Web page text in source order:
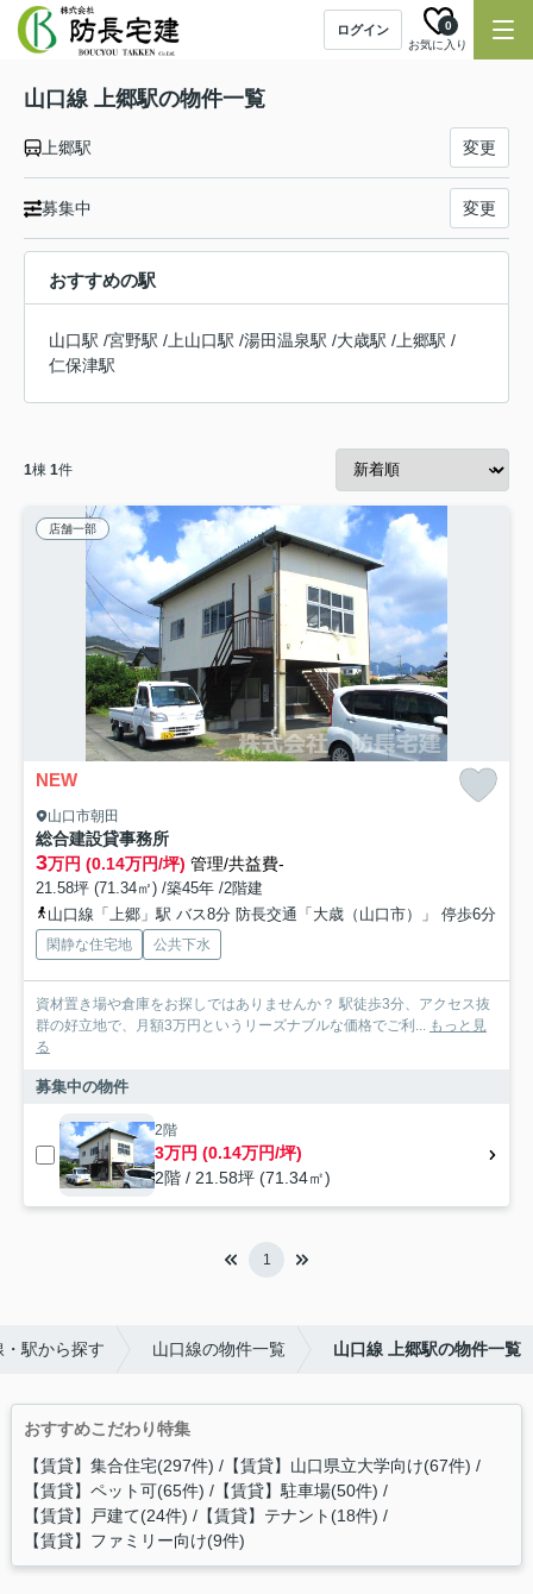
ログイン
お気に入り
0
山口線 上郷駅の物件一覧
上郷駅 変更
募集中 変更
おすすめの駅
山口駅 /宮野駅 / 上山口駅 /湯田温泉駅 /大歳駅 / 上郷駅 /
仁保津駅
1棟 1件
店舗一部
NEW
山口市朝田
総合建設貸事務所
3万円 (0.14万円/坪) 管理/共益費-
21.58坪 (71.34㎡) /築45年 /2階建
山口線「上郷」駅 バス8分 防長交通「大歳（山口市）」 停歩6分
閑静な住宅地 公共下水
資材置き場や倉庫をお探しではありませんか？ 駅徒歩3分、アクセス抜
群の好立地で、月額3万円というリーズナブルな価格でご利... もっと見
る
募集中の物件
2階
3万円 (0.14万円/坪)
2階 / 21.58坪 (71.34㎡)
1
・駅から探す 山口線の物件一覧 山口線 上郷駅の物件一覧
おすすめこだわり特集
【賃貸】集合住宅(297件) 【賃貸】山口県立大学向け(67件)
【賃貸】ペット可(65件) 【賃貸】駐車場(50件)
【賃貸】戸建て(24件) 【賃貸】テナント(18件)
【賃貸】ファミリー向け(9件)